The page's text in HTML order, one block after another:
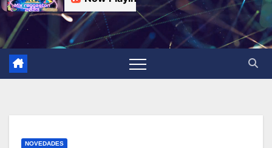
NOVEDADES